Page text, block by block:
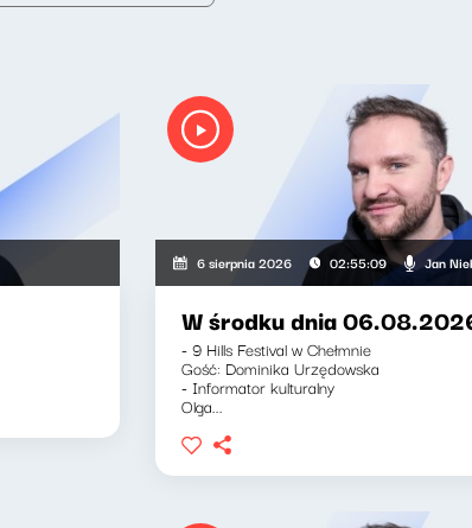
6 sierpnia 2026 02:55:09 Jan
W środku dnia
- 9 Hills Festival w Chełmnie
Gość: Dominika Urzędowska
- Informator kulturalny
Olga...